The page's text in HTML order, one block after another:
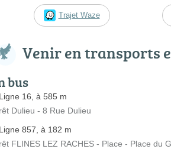
Trajet Waze
Venir en transports
bus
Ligne 16, à 585 m
Dulieu - 8 Rue Dulieu
Ligne 857, à 182 m
FLINES LEZ RACHES - Place - Place du